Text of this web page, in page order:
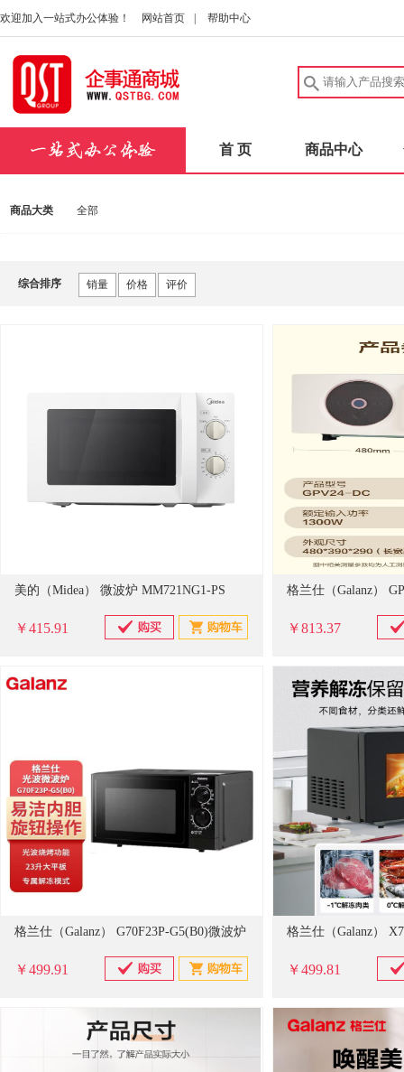
欢迎加入一站式办公体验！ 网站首页 帮助中心
首 页 商品中心
商品大类 全部
综合排序 销量 价格 评价
美的（Midea） 微波炉 MM721NG1-PS
￥415.91
格兰仕（Galanz）
￥813.37
格兰仕（Galanz） G70F23P-G5(B0)微波炉
￥499.91
格兰仕（Galanz）
￥499.81